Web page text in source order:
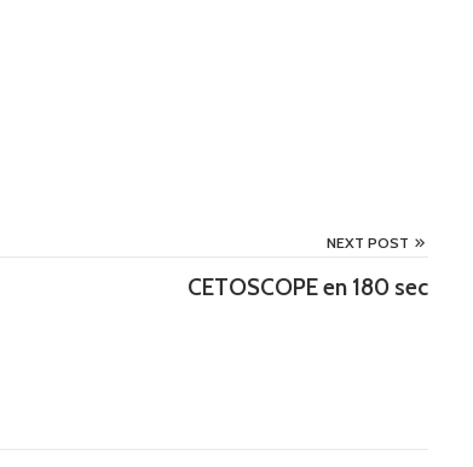
NEXT POST
CETOSCOPE en 180 sec